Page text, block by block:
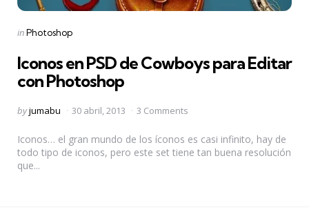
Categories
Posted
inPhotoshop
Iconos en PSD de Cowboys para Editar
con Photoshop
Posted
byjumabu 30 abril, 2013 3 Comments
Iconos… el gran mundo de los íconos es casi infinito, hay de
todo tipo de iconos, pero este set tiene tan buena resolución
que...